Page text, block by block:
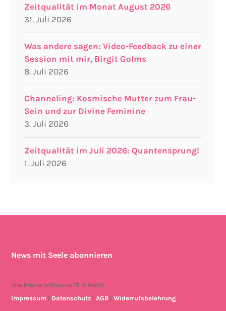
Zeitqualität im Monat August 2026
31. Juli 2026
Was andere sagen: Video-Feedback zu einer
Session mit mir, Birgit Golms
8. Juli 2026
Channeling: Kosmische Mutter zum Frau-
Sein und zur Divine Feminine
3. Juli 2026
Zeitqualität im Juli 2026: Quantensprung!
1. Juli 2026
News mit Seele abonnieren
Alle Preise inklusive 19 % MwSt.
Impressum
Datenschutz |AGB |Widerrufsbelehrung